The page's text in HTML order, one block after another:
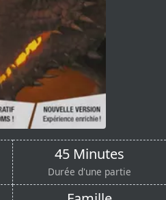
45 Minutes
Durée d'une partie